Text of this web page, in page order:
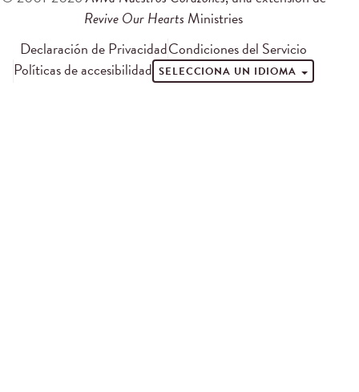
Revive Our Hearts Ministries
Declaración de PrivacidadCondiciones del Servicio
Políticas de accesibilidad SELECCIONA UN IDIOMA